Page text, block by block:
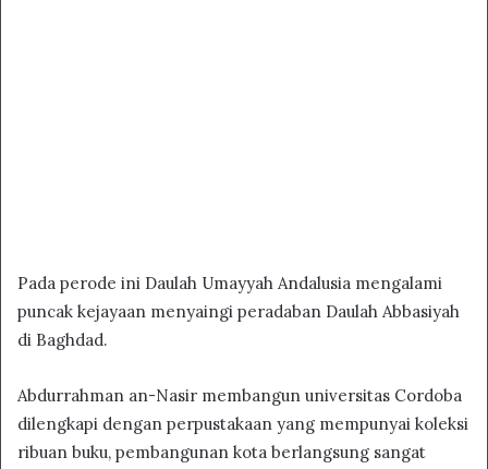
Pada perode ini Daulah Umayyah Andalusia mengalami
puncak kejayaan menyaingi peradaban Daulah Abbasiyah
di Baghdad.
Abdurrahman an-Nasir membangun universitas Cordoba
dilengkapi dengan perpustakaan yang mempunyai koleksi
ribuan buku, pembangunan kota berlangsung sangat